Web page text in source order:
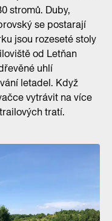
stromů. Duby,
se postarají
jsou rozeseté stoly
od Letňan
uhlí
letadel. Když
vytrávit na více
tratí.